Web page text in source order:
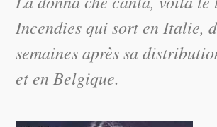
Incendies qui sort en Italie,
semaines après sa
et en Belgique.